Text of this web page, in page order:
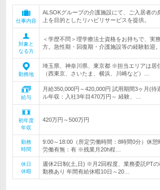
仕事内容
ALSOKグループの介護施設にて、ご入居者の
上を目的としたリハビリサービスを提供。
対象と
なる方
＜学歴不問＞理学療法士資格をお持ちで、実
方。急性期・回復期・介護施設等の経験歓迎。
勤務地
埼玉県、神奈川県、東京都 ※担当エリアは居
（西東京、さいたま、横浜、川崎など）…
給与
月給350,000円～420,000円 試用期間3ヶ月(
ル年収：入社3年目470万円～ 経験、…
初年度
年収
420万円～500万円
勤務
時間
9:00～18:00（所定労働時間：8時間0分）休憩
労働有無：有 ※残業月20h程…
休日
休暇
週休2日制(土,日) ※月2回程度、業務委託PT
勤務あり 年間有給休暇10日～20…